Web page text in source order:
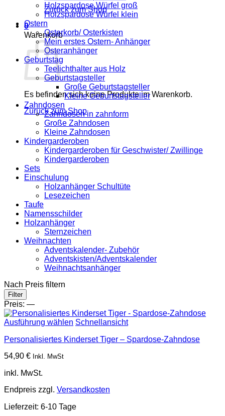
Zurück zum Shop
0
Warenkorb
Es befinden sich keine Produkte im Warenkorb.
Zurück zum Shop
Holzspardose Würfel groß
Holzspardose Würfel klein
Ostern
Osterkorb/ Osterkisten
Mein erstes Ostern- Anhänger
Osteranhänger
Geburtstag
Teelichthalter aus Holz
Geburtstagsteller
Große Geburtstagsteller
Kleine Geburtstagsteller
Zahndosen
Zahndosen in zahnform
Große Zahndosen
Kleine Zahndosen
Kindergarderoben
Kindergarderoben für Geschwister/ Zwillinge
Kindergarderoben
Sets
Einschulung
Holzanhänger Schultüte
Lesezeichen
Taufe
Namensschilder
Holzanhänger
Sternzeichen
Weihnachten
Adventskalender- Zubehör
Adventskisten/Adventskalender
Weihnachtsanhänger
Nach Preis filtern
Min.
Preis
Max.
Preis
Filter
Preis: —
Ausführung wählen Schnellansicht
Personalisiertes Kinderset Tiger – Spardose-Zahndose
54,90 € Inkl. MwSt
inkl. MwSt.
Endpreis zzgl. Versandkosten
Lieferzeit: 6-10 Tage